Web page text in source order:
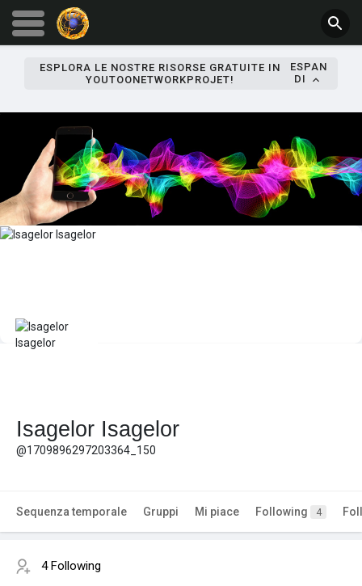
ESPLORA LE NOSTRE RISORSE GRATUITE IN
YOUTOONETWORKPROJET!
ESPAN
DI
Isagelor Isagelor
@1709896297203364_150
Sequenza temporale Gruppi Mi piace Following 4
4 Following